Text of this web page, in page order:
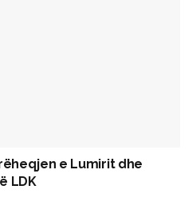
e Lumirit dhe
LDK